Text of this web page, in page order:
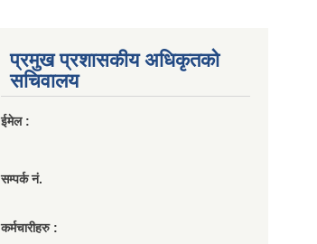
प्रमुख प्रशासकीय अधिकृतको
सचिवालय
ईमेल :
सम्पर्क नं.
कर्मचारीहरु :